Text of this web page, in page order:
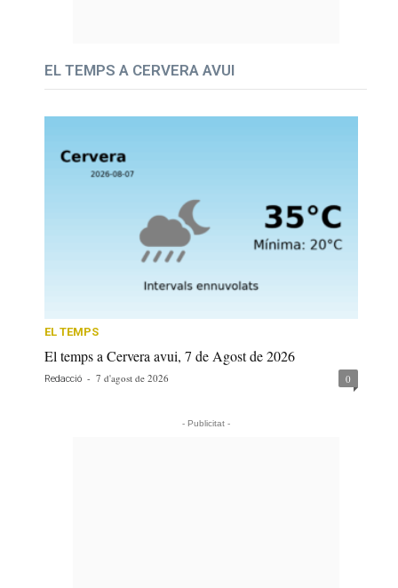
EL TEMPS A CERVERA AVUI
EL TEMPS
El temps a Cervera avui, 7 de Agost de 2026
Redacció - 7 d'agost de 2026 0
- Publicitat -